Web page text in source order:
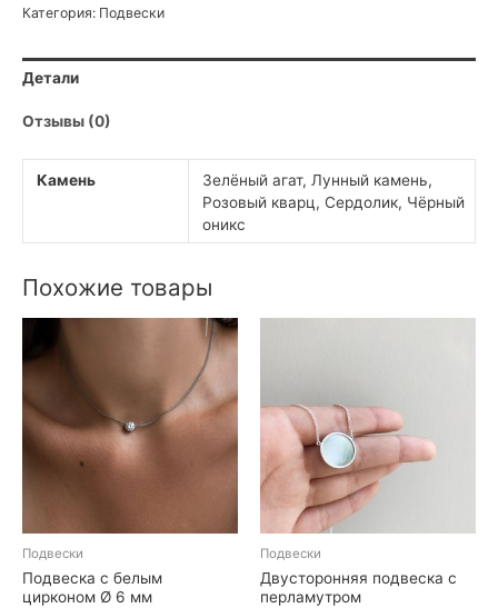
Категория: Подвески
Детали
Отзывы (0)
Камень
Зелёный агат, Лунный камень,
Розовый кварц, Сердолик, Чёрный
оникс
Похожие товары
Подвески
Подвеска с белым
цирконом Ø 6 мм
Подвески
Двусторонняя подвеска с
перламутром